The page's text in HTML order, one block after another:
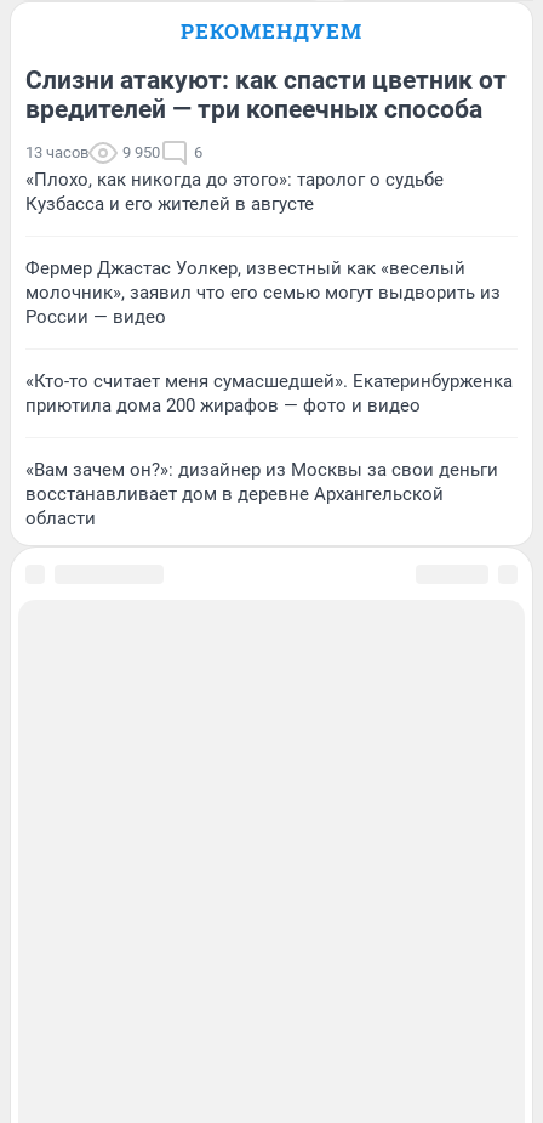
РЕКОМЕНДУЕМ
Слизни атакуют: как спасти цветник от
вредителей — три копеечных способа
13 часов 9 950 6
«Плохо, как никогда до этого»: таролог о судьбе
Кузбасса и его жителей в августе
Фермер Джастас Уолкер, известный как «веселый
молочник», заявил что его семью могут выдворить из
России — видео
«Кто-то считает меня сумасшедшей». Екатеринбурженка
приютила дома 200 жирафов — фото и видео
«Вам зачем он?»: дизайнер из Москвы за свои деньги
восстанавливает дом в деревне Архангельской
области